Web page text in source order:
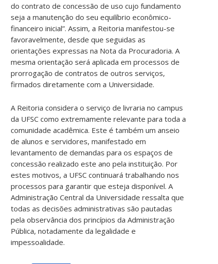
do contrato de concessão de uso cujo fundamento
seja a manutenção do seu equilíbrio econômico-
financeiro inicial”. Assim, a Reitoria manifestou-se
favoravelmente, desde que seguidas as
orientações expressas na Nota da Procuradoria. A
mesma orientação será aplicada em processos de
prorrogação de contratos de outros serviços,
firmados diretamente com a Universidade.
A Reitoria considera o serviço de livraria no campus
da UFSC como extremamente relevante para toda a
comunidade acadêmica. Este é também um anseio
de alunos e servidores, manifestado em
levantamento de demandas para os espaços de
concessão realizado este ano pela instituição. Por
estes motivos, a UFSC continuará trabalhando nos
processos para garantir que esteja disponível. A
Administração Central da Universidade ressalta que
todas as decisões administrativas são pautadas
pela observância dos princípios da Administração
Pública, notadamente da legalidade e
impessoalidade.